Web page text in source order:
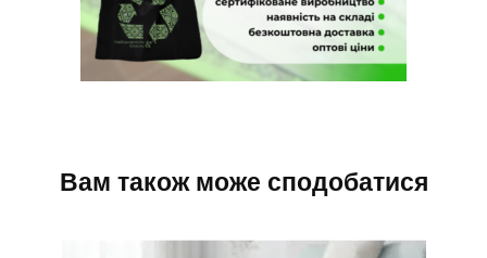
Вам також може сподобатися